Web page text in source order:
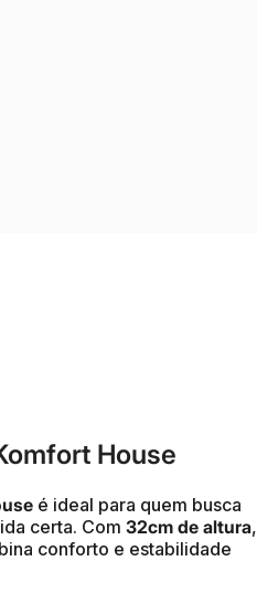
House
é ideal para quem busca
certa. Com 32cm de altura,
conforto e estabilidade